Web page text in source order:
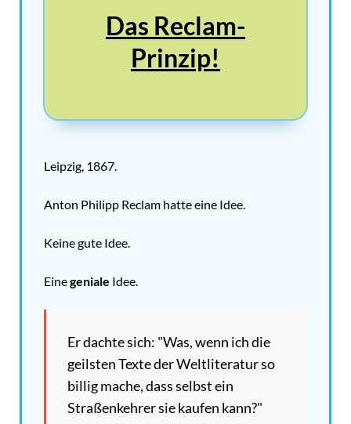
Das Reclam-
Prinzip!
Leipzig, 1867.
Anton Philipp Reclam hatte eine Idee.
Keine gute Idee.
Einegeniale Idee.
Er dachte sich: "Was, wenn ich die
geilsten Texte der Weltliteratur so
billig mache, dass selbst ein
Straßenkehrer sie kaufen kann?"